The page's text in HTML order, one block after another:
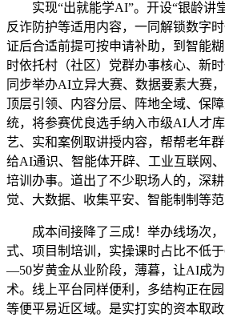
实现“出就能学AI”。开设“银龄讲堂
反诈防护等适用内容，一同解锁数字
证后合适前提可按申请补助，到智能
时依托村（社区）党群办事核心、新
同步举办AI立异大赛、数据要素大赛
顶层引领、内容分层、阵地全域、保
统，将参赛优良选手纳入市级AI人才
艺、实和案例取讲授内容，帮帮老年
给AI通识、智能体开辟、工业互联网
培训办事。道出了不少职场人的，深
觉、大数据、收集平安、智能制制等范
成本间接降了三成！举办线场次，
式、项目制培训，实操课时占比不低
—50岁黄金从业阶段，薄暮，让AI成
术。线上平台同样便利，多结构正在
等便平易近区域。是实打实的资本取